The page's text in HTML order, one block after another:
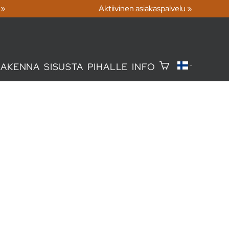
Aktiivinen asiakaspalvelu »
SISUSTA PIHALLE INFO